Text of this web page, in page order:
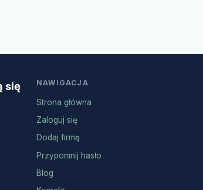
się
NAWIGACJA
Strona główna
Zaloguj się
Dodaj firmę
Przypomnij hasło
Blog